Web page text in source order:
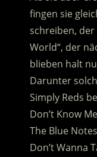
fingen sie
schreiben, der
World“, der
blieben halt
Darunter
Simply Reds
Don’t Know
The Blue
Don’t Wanna